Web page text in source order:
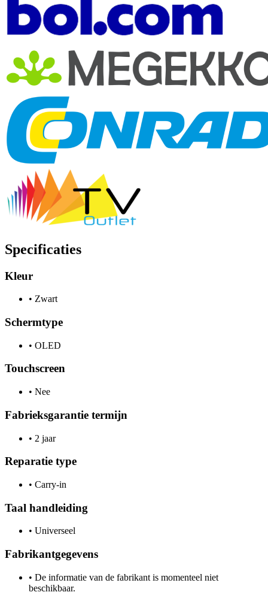
Specificaties
Kleur
• Zwart
Schermtype
• OLED
Touchscreen
• Nee
Fabrieksgarantie termijn
• 2 jaar
Reparatie type
• Carry-in
Taal handleiding
• Universeel
Fabrikantgegevens
• De informatie van de fabrikant is momenteel niet
beschikbaar.